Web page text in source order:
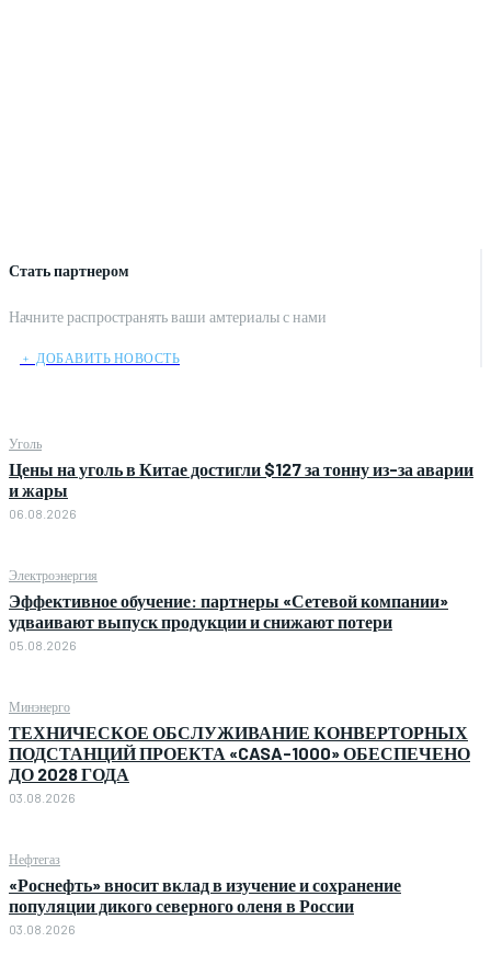
Стать партнером
Начните распространять ваши амтериалы с нами
﹢ ДОБАВИТЬ НОВОСТЬ
Уголь
Цены на уголь в Китае достигли $127 за тонну из-за аварии
и жары
06.08.2026
Электроэнергия
Эффективное обучение: партнеры «Сетевой компании»
удваивают выпуск продукции и снижают потери
05.08.2026
Минэнерго
ТЕХНИЧЕСКОЕ ОБСЛУЖИВАНИЕ КОНВЕРТОРНЫХ
ПОДСТАНЦИЙ ПРОЕКТА «CASA-1000» ОБЕСПЕЧЕНО
ДО 2028 ГОДА
03.08.2026
Нефтегаз
«Роснефть» вносит вклад в изучение и сохранение
популяции дикого северного оленя в России
03.08.2026